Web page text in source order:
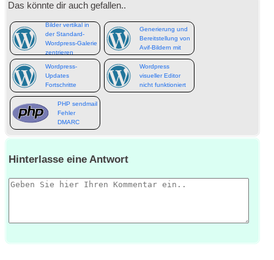
Das könnte dir auch gefallen..
Bilder vertikal in
der Standard-
Wordpress-Galerie
zentrieren
Generierung und
Bereitstellung von
Avif-Bildern mit
WordPress
Wordpress-
Updates
Fortschritte
Wordpress
visueller Editor
nicht funktioniert
PHP sendmail
Fehler
DMARC
Hinterlasse eine Antwort